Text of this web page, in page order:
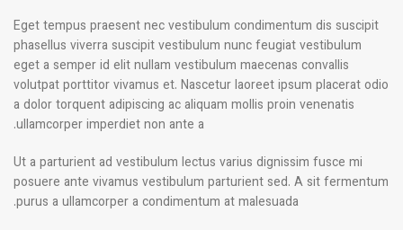
Eget tempus praesent nec vestibulum condimentum dis suscipit
phasellus viverra suscipit vestibulum nunc feugiat vestibulum
eget a semper id elit nullam vestibulum maecenas convallis
volutpat porttitor vivamus et. Nascetur laoreet ipsum placerat odio
a dolor torquent adipiscing ac aliquam mollis proin venenatis
ullamcorper imperdiet non ante a.
Ut a parturient ad vestibulum lectus varius dignissim fusce mi
posuere ante vivamus vestibulum parturient sed. A sit fermentum
purus a ullamcorper a condimentum at malesuada.